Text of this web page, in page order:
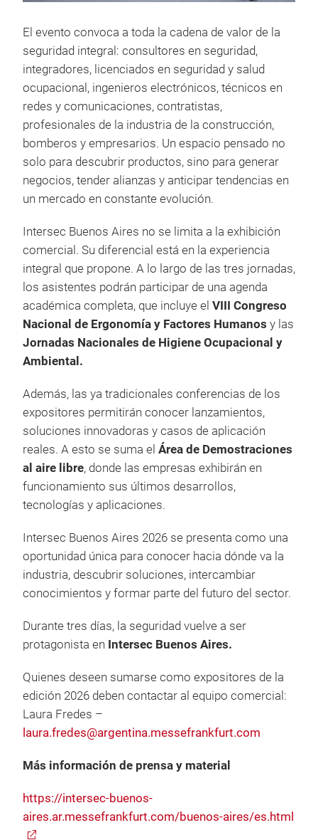
El evento convoca a toda la cadena de valor de la
seguridad integral: consultores en seguridad,
integradores, licenciados en seguridad y salud
ocupacional, ingenieros electrónicos, técnicos en
redes y comunicaciones, contratistas,
profesionales de la industria de la construcción,
bomberos y empresarios. Un espacio pensado no
solo para descubrir productos, sino para generar
negocios, tender alianzas y anticipar tendencias en
un mercado en constante evolución.
Intersec Buenos Aires no se limita a la exhibición
comercial. Su diferencial está en la experiencia
integral que propone. A lo largo de las tres jornadas,
los asistentes podrán participar de una agenda
académica completa, que incluye el VIII Congreso
Nacional de Ergonomía y Factores Humanos y las
Jornadas Nacionales de Higiene Ocupacional y
Ambiental.
Además, las ya tradicionales conferencias de los
expositores permitirán conocer lanzamientos,
soluciones innovadoras y casos de aplicación
reales. A esto se suma el Área de Demostraciones
al aire libre, donde las empresas exhibirán en
funcionamiento sus últimos desarrollos,
tecnologías y aplicaciones.
Intersec Buenos Aires 2026 se presenta como una
oportunidad única para conocer hacia dónde va la
industria, descubrir soluciones, intercambiar
conocimientos y formar parte del futuro del sector.
Durante tres días, la seguridad vuelve a ser
protagonista en Intersec Buenos Aires.
Quienes deseen sumarse como expositores de la
edición 2026 deben contactar al equipo comercial:
Laura Fredes –
laura.fredes@argentina.messefrankfurt.com
Más información de prensa y material
https://intersec-buenos-
aires.ar.messefrankfurt.com/buenos-aires/es.html